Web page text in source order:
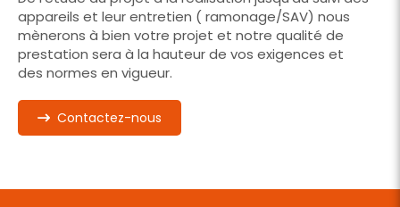
appareils et leur entretien ( ramonage/SAV) nous
mènerons à bien votre projet et notre qualité de
prestation sera à la hauteur de vos exigences et
des normes en vigueur.
Contactez-nous